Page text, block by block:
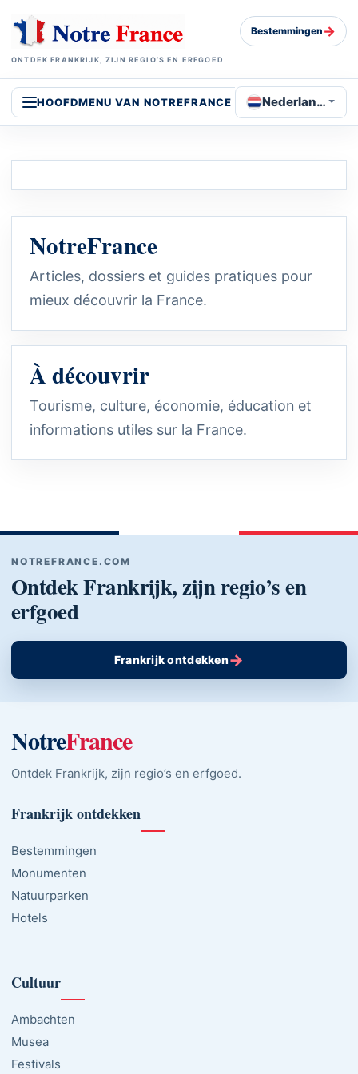
ONTDEK FRANKRIJK, ZIJN REGIO’S EN ERFGOED
Bestemmingen →
HOOFDMENU VAN NOTREFRANCE Nederlands
NotreFrance
Articles, dossiers et guides pratiques pour
mieux découvrir la France.
À découvrir
Tourisme, culture, économie, éducation et
informations utiles sur la France.
NOTREFRANCE.COM
Ontdek Frankrijk, zijn regio’s en
erfgoed
Frankrijk ontdekken→
NotreFrance
Ontdek Frankrijk, zijn regio’s en erfgoed.
Frankrijk ontdekken
Bestemmingen
Monumenten
Natuurparken
Hotels
Cultuur
Ambachten
Musea
Festivals